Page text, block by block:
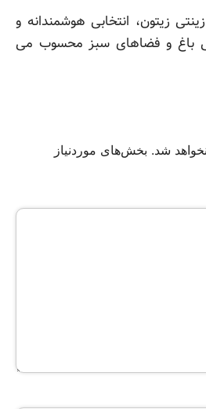
زیتون، انتخابی هوشمندانه و
باغ و فضاهای سبز محسوب می
شد. بخش‌های موردنیاز